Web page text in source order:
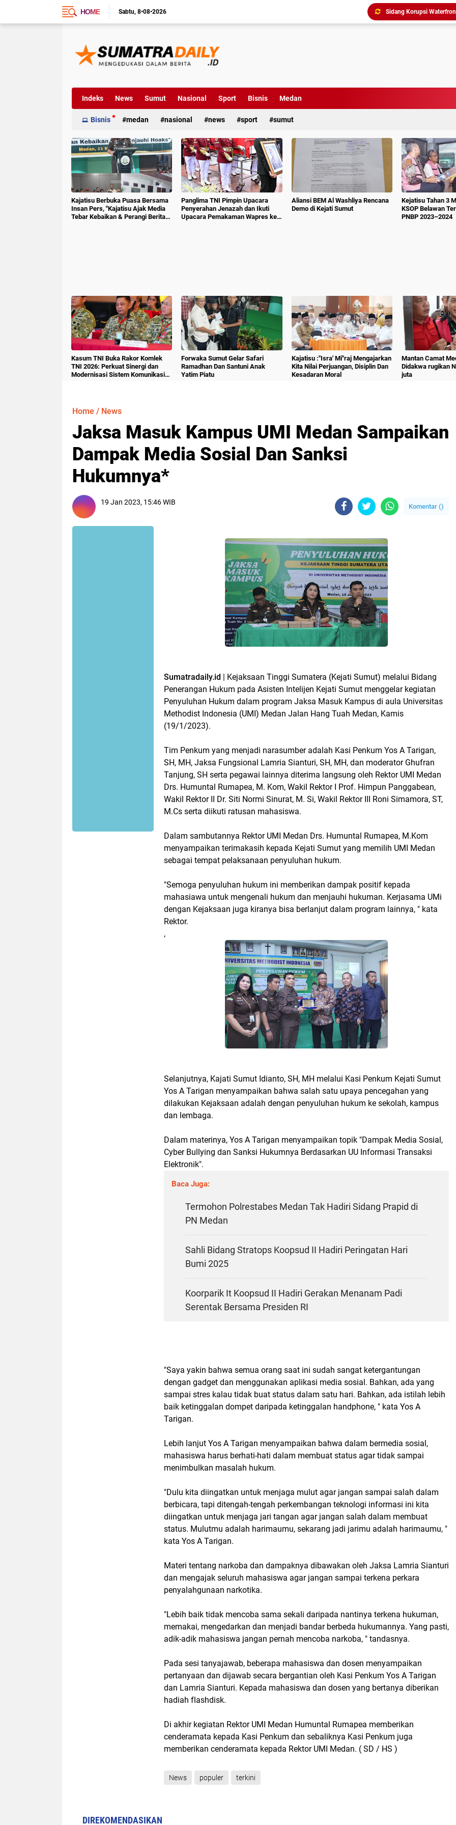
HOME Sabtu 8•08•2026
Triliunan Bantuan
Indeks News Sumut Nasional Sport Bisnis Medan
Bisnis medan nasional news sport sumut
Kajatisu Berbuka Puasa Bersama
Insan Pers, "Kajatisu Ajak Media
Tebar Kebaikan & Perangi Berita
Panglima TNI Pimpin Upacara
Penyerahan Jenazah dan Ikuti
Upacara Pemakaman Wapres ke-
Aliansi BEM Al Washliya Rencana
Demo di Kejati Sumut
Kejatisu Tahan 3
KSOP Belawan
PNBP 2023–2024
Kasum TNI Buka Rakor Komlek
TNI 2026: Perkuat Sinergi dan
Modernisasi Sistem Komunikasi
Forwaka Sumut Gelar Safari
Ramadhan Dan Santuni Anak
Yatim Piatu
Kajatisu :"Isra' Mi"raj Mengajarkan
Kita Nilai Perjuangan, Disiplin Dan
Kesadaran Moral
Mantan Camat
Didakwa rugikan
juta
Home / News
Jaksa Masuk Kampus UMI Medan Sampaikan
Dampak Media Sosial Dan Sanksi
Hukumnya*
19 Jan 2023, 15:46 WIB
Komentar ()
Sumatradaily.id | Kejaksaan Tinggi Sumatera (Kejati Sumut) melalui Bidang
Penerangan Hukum pada Asisten Intelijen Kejati Sumut menggelar kegiatan
Penyuluhan Hukum dalam program Jaksa Masuk Kampus di aula Universitas
Methodist Indonesia (UMI) Medan Jalan Hang Tuah Medan, Kamis
(19/1/2023).
Tim Penkum yang menjadi narasumber adalah Kasi Penkum Yos A Tarigan,
SH, MH, Jaksa Fungsional Lamria Sianturi, SH, MH, dan moderator Ghufran
Tanjung, SH serta pegawai lainnya diterima langsung oleh Rektor UMI Medan
Drs. Humuntal Rumapea, M. Kom, Wakil Rektor I Prof. Himpun Panggabean,
Wakil Rektor II Dr. Siti Normi Sinurat, M. Si, Wakil Rektor III Roni Simamora, ST,
M.Cs serta diikuti ratusan mahasiswa.
Dalam sambutannya Rektor UMI Medan Drs. Humuntal Rumapea, M.Kom
menyampaikan terimakasih kepada Kejati Sumut yang memilih UMI Medan
sebagai tempat pelaksanaan penyuluhan hukum.
"Semoga penyuluhan hukum ini memberikan dampak positif kepada
mahasiawa untuk mengenali hukum dan menjauhi hukuman. Kerjasama UMi
dengan Kejaksaan juga kiranya bisa berlanjut dalam program lainnya, " kata
Rektor.
,
Selanjutnya, Kajati Sumut Idianto, SH, MH melalui Kasi Penkum Kejati Sumut
Yos A Tarigan menyampaikan bahwa salah satu upaya pencegahan yang
dilakukan Kejaksaan adalah dengan penyuluhan hukum ke sekolah, kampus
dan lembaga.
Dalam materinya, Yos A Tarigan menyampaikan topik "Dampak Media Sosial,
Cyber Bullying dan Sanksi Hukumnya Berdasarkan UU Informasi Transaksi
Elektronik".
Baca Juga:
Termohon Polrestabes Medan Tak Hadiri Sidang Prapid di
PN Medan
Sahli Bidang Stratops Koopsud II Hadiri Peringatan Hari
Bumi 2025
Koorparik It Koopsud II Hadiri Gerakan Menanam Padi
Serentak Bersama Presiden RI
"Saya yakin bahwa semua orang saat ini sudah sangat ketergantungan
dengan gadget dan menggunakan aplikasi media sosial. Bahkan, ada yang
sampai stres kalau tidak buat status dalam satu hari. Bahkan, ada istilah lebih
baik ketinggalan dompet daripada ketinggalan handphone, " kata Yos A
Tarigan.
Lebih lanjut Yos A Tarigan menyampaikan bahwa dalam bermedia sosial,
mahasiswa harus berhati-hati dalam membuat status agar tidak sampai
menimbulkan masalah hukum.
"Dulu kita diingatkan untuk menjaga mulut agar jangan sampai salah dalam
berbicara, tapi ditengah-tengah perkembangan teknologi informasi ini kita
diingatkan untuk menjaga jari tangan agar jangan salah dalam membuat
status. Mulutmu adalah harimaumu, sekarang jadi jarimu adalah harimaumu, "
kata Yos A Tarigan.
Materi tentang narkoba dan dampaknya dibawakan oleh Jaksa Lamria Sianturi
dan mengajak seluruh mahasiswa agar jangan sampai terkena perkara
penyalahgunaan narkotika.
"Lebih baik tidak mencoba sama sekali daripada nantinya terkena hukuman,
memakai, mengedarkan dan menjadi bandar berbeda hukumannya. Yang pasti,
adik-adik mahasiswa jangan pernah mencoba narkoba, " tandasnya.
Pada sesi tanyajawab, beberapa mahasiswa dan dosen menyampaikan
pertanyaan dan dijawab secara bergantian oleh Kasi Penkum Yos A Tarigan
dan Lamria Sianturi. Kepada mahasiswa dan dosen yang bertanya diberikan
hadiah flashdisk.
Di akhir kegiatan Rektor UMI Medan Humuntal Rumapea memberikan
cenderamata kepada Kasi Penkum dan sebaliknya Kasi Penkum juga
memberikan cenderamata kepada Rektor UMI Medan. ( SD / HS )
News populer terkini
DIREKOMENDASIKAN